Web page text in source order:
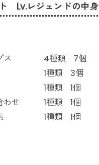
Lv.レジェンドの中身
プス 4種類 7個
種類 3個
1種類 1個
合わせ 1種類 1個
素 1種類 1個